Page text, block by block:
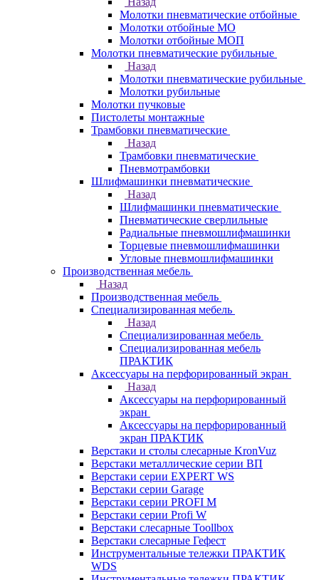
Молотки пневматические отбойные
Молотки отбойные МО
Молотки отбойные МОП
Молотки пневматические рубильные
Назад
Молотки пневматические рубильные
Молотки рубильные
Молотки пучковые
Пистолеты монтажные
Трамбовки пневматические
Назад
Трамбовки пневматические
Пневмотрамбовки
Шлифмашинки пневматические
Назад
Шлифмашинки пневматические
Пневматические сверлильные
Радиальные пневмошлифмашинки
Торцевые пневмошлифмашинки
Угловые пневмошлифмашинки
Производственная мебель
Назад
Производственная мебель
Cпециализированная мебель
Назад
Cпециализированная мебель
Специализированная мебель
ПРАКТИК
Аксессуары на перфорированный экран
Назад
Аксессуары на перфорированный
экран
Аксессуары на перфорированный
экран ПРАКТИК
Верстаки и столы слесарные KronVuz
Верстаки металлические серии ВП
Верстаки серии EXPERT WS
Верстаки серии Garage
Верстаки серии PROFI M
Верстаки серии Profi W
Верстаки слесарные Toollbox
Верстаки слесарные Гефест
Инструментальные тележки ПРАКТИК
WDS